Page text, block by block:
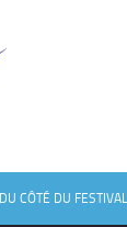
DU CÔTÉ DU FESTIVAL